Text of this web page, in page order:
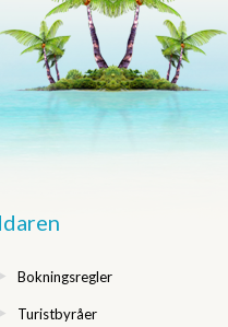
Bokningsregler
Turistbyråer